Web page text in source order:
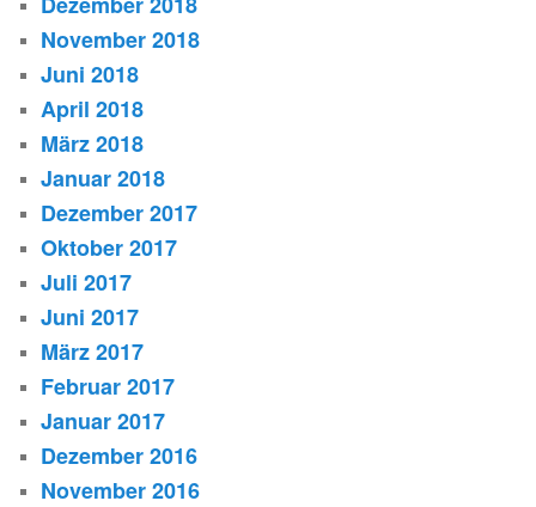
November 2018
Juni 2018
April 2018
März 2018
Januar 2018
Dezember 2017
Oktober 2017
Juli 2017
Juni 2017
März 2017
Februar 2017
Januar 2017
Dezember 2016
November 2016